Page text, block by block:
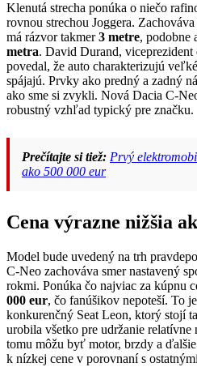
Klenutá strecha ponúka o niečo
rovnou strechou Joggera.
má rázvor takmer3 metre, podobne
metra. David Durand,
povedal, že auto charakterizujú
spájajú. Prvky ako predný a zadný
ako sme si zvykli. Nová Dacia C-
robustný vzhľad typický pre značku.
Prečítajte si tiež: Prvý
ako 500 000 eur
Cena výrazne nižšia
Model bude uvedený na trh
C-Neo zachováva smer nastavený
rokmi. Ponúka čo najviac za kúpnu
000 eur, čo fanúšikov nepoteší. To
konkurenčný Seat Leon, ktorý stojí
urobila všetko pre udržanie
tomu môžu byť motor, brzdy a
k nízkej cene v porovnaní s